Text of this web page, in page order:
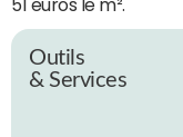
51 euros le m².
Outils
& Services